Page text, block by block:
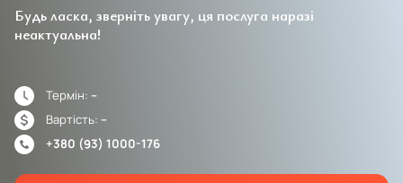
Будь ласка, зверніть увагу, ця послуга наразі
неактуальна!
Термін: --
Вартість: --
+380 (93) 1000-176